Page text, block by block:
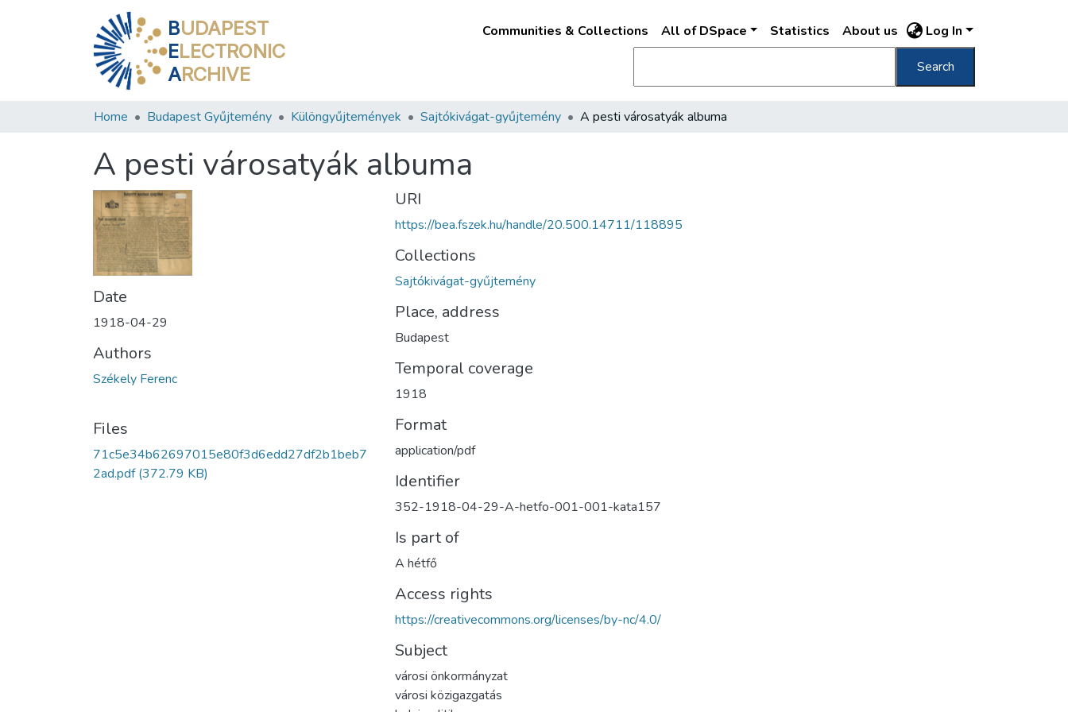
BUDAPEST
ELECTRONIC
ARCHIVE
Communities & Collections All of DSpace Statistics About us Log In
Search
Home Budapest Gyűjtemény Különgyűjtemények Sajtókivágat-gyűjtemény A pesti városatyák albuma
A pesti városatyák albuma
Date
1918-04-29
Authors
Székely Ferenc
Files
71c5e34b62697015e80f3d6edd27df2b1beb7
2ad.pdf(372.79 KB)
URI
https://bea.fszek.hu/handle/20.500.14711/118895
Collections
Sajtókivágat-gyűjtemény
Place, address
Budapest
Temporal coverage
1918
Format
application/pdf
Identifier
352-1918-04-29-A-hetfo-001-001-kata157
Is part of
A hétfő
Access rights
https://creativecommons.org/licenses/by-nc/4.0/
Subject
városi önkormányzat
városi közigazgatás